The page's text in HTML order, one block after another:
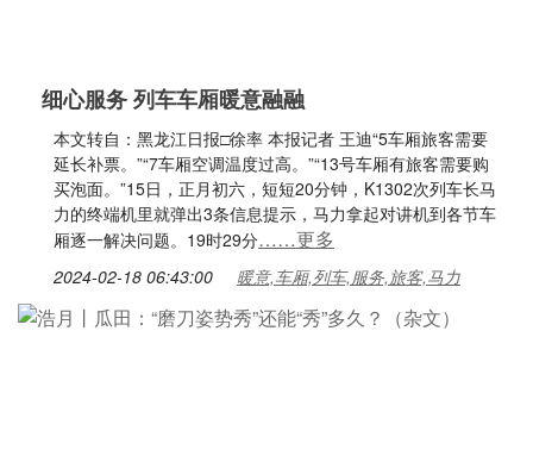
细心服务 列车车厢暖意融融
本文转自：黑龙江日报□徐率 本报记者 王迪“5车厢旅客需要
延长补票。”“7车厢空调温度过高。”“13号车厢有旅客需要购
买泡面。”15日，正月初六，短短20分钟，K1302次列车长马
力的终端机里就弹出3条信息提示，马力拿起对讲机到各节车
厢逐一解决问题。19时29分……更多
2024-02-18 06:43:00 暖意,车厢,列车,服务,旅客,马力